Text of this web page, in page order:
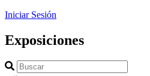
Iniciar Sesión
Exposiciones